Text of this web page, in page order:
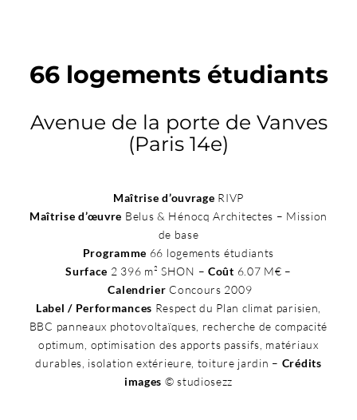
66 logements étudiants
Avenue de la porte de Vanves
(Paris 14e)
Maîtrise d’ouvrage RIVP
Maîtrise d’œuvre Belus & Hénocq Architectes – Mission
de base
Programme 66 logements étudiants
Surface 2 396 m² SHON – Coût 6.07 M€ –
Calendrier Concours 2009
Label / Performances Respect du Plan climat parisien,
BBC panneaux photovoltaïques, recherche de compacité
optimum, optimisation des apports passifs, matériaux
durables, isolation extérieure, toiture jardin – Crédits
images © studiosezz